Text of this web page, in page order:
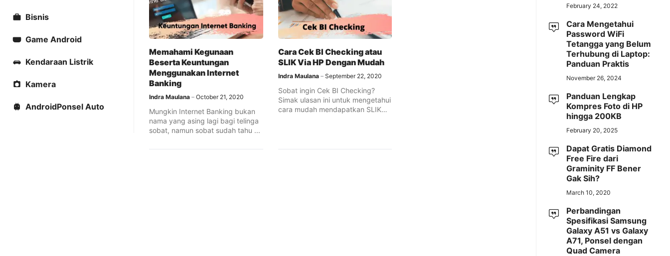
Memahami Kegunaan
Beserta Keuntungan
Menggunakan Internet
Banking
Indra Maulana October 21, 2020
Mungkin Internet Banking bukan
nama yang asing lagi bagi telinga
sobat, namun sobat sudah tahu ...
Cara Cek BI Checking atau
SLIK Via HP Dengan Mudah
Indra Maulana September 22, 2020
Sobat ingin Cek BI Checking?
Simak ulasan ini untuk mengetahui
cara mudah mendapatkan SLIK
Bisnis
Game Android
Kendaraan Listrik
Kamera
AndroidPonsel Auto
February 24, 2022
Cara Mengetahui
Password WiFi
Tetangga yang Belum
Terhubung di Laptop:
Panduan Praktis
November 26, 2024
Panduan Lengkap
Kompres Foto di HP
hingga 200KB
February 20, 2025
Dapat Gratis Diamond
Free Fire dari
Graminity FF Bener
Gak Sih?
March 10, 2020
Perbandingan
Spesifikasi Samsung
Galaxy A51 vs Galaxy
A71, Ponsel dengan
Quad Camera